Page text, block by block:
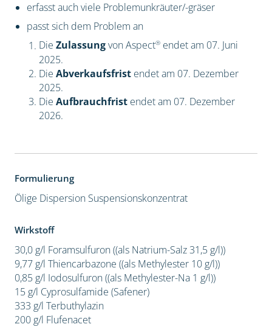
erfasst auch viele Problemunkräuter/-gräser
passt sich dem Problem an
Die Zulassungvon Aspect®endet am 07. Juni
2025.
Die Abverkaufsfrist endet am 07. Dezember
2025.
Die Aufbrauchfrist endet am 07. Dezember
2026.
Formulierung
Ölige Dispersion Suspensionskonzentrat
Wirkstoff
30,0 g/l Foramsulfuron ((als Natrium-Salz 31,5 g/l))
9,77 g/l Thiencarbazone ((als Methylester 10 g/l))
0,85 g/l Iodosulfuron ((als Methylester-Na 1 g/l))
15 g/l Cyprosulfamide (Safener)
333 g/l Terbuthylazin
200 g/l Flufenacet